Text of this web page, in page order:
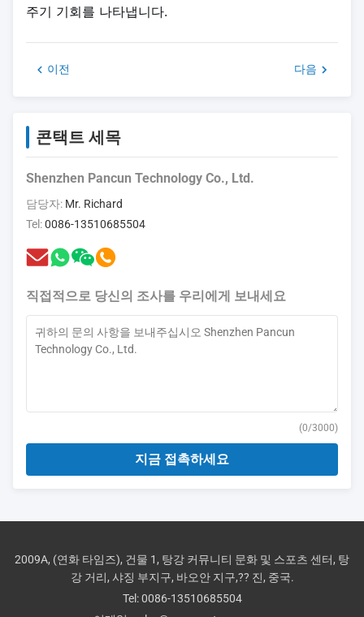
주기 기회를 나타냅니다.
이전 다음
콘택트 세목
Shenzhen Pancun Technology Co., Ltd.
담당자: Mr. Richard
Tel:0086-13510685504
직접적으로 당신의 조사를 우리에게 보내세요
(0/3000)
지금 접촉하세요
2009A, (연화 타임즈), 건물 1, 탕강 커뮤니티 문화 및 스포츠 센터, 탕
강 거리, 샤징 부지구, 바오안 지구,?? 진, 중국.
Tel:0086-13510685504